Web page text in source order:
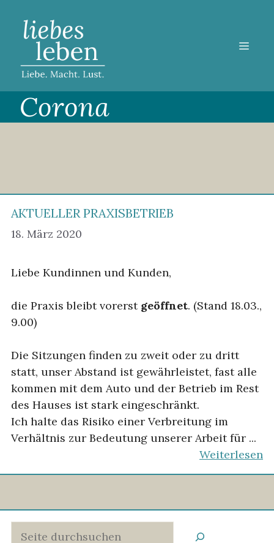
Inhalt
springen
Corona
AKTUELLER PRAXISBETRIEB
18. März 2020
Liebe Kundinnen und Kunden,
die Praxis bleibt vorerst geöffnet. (Stand 18.03.,
9.00)
Die Sitzungen finden zu zweit oder zu dritt
statt, unser Abstand ist gewährleistet, fast alle
kommen mit dem Auto und der Betrieb im Rest
des Hauses ist stark eingeschränkt.
Ich halte das Risiko einer Verbreitung im
Verhältnis zur Bedeutung unserer Arbeit für ...
Weiterlesen